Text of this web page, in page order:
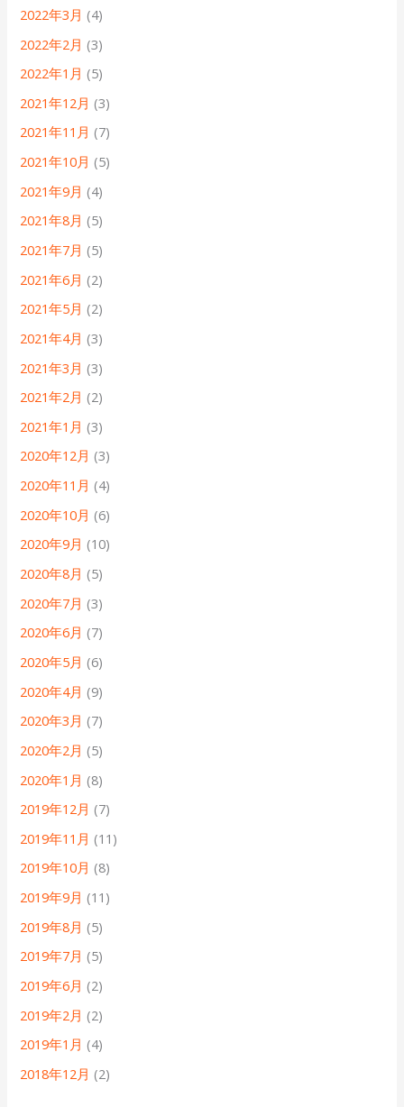
2022年3月 (4)
2022年2月 (3)
2022年1月 (5)
2021年12月 (3)
2021年11月 (7)
2021年10月 (5)
2021年9月 (4)
2021年8月 (5)
2021年7月 (5)
2021年6月 (2)
2021年5月 (2)
2021年4月 (3)
2021年3月 (3)
2021年2月 (2)
2021年1月 (3)
2020年12月 (3)
2020年11月 (4)
2020年10月 (6)
2020年9月 (10)
2020年8月 (5)
2020年7月 (3)
2020年6月 (7)
2020年5月 (6)
2020年4月 (9)
2020年3月 (7)
2020年2月 (5)
2020年1月 (8)
2019年12月 (7)
2019年11月 (11)
2019年10月 (8)
2019年9月 (11)
2019年8月 (5)
2019年7月 (5)
2019年6月 (2)
2019年2月 (2)
2019年1月 (4)
2018年12月 (2)